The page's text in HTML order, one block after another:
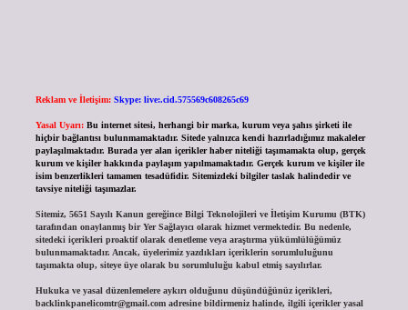
Reklam ve İletişim: Skype: live:.cid.575569c608265c69
Yasal Uyarı: Bu internet sitesi, herhangi bir marka, kurum veya şahıs şirketi ile
hiçbir bağlantısı bulunmamaktadır. Sitede yalnızca kendi hazırladığımız makaleler
paylaşılmaktadır. Burada yer alan içerikler haber niteliği taşımamakta olup, gerçek
kurum ve kişiler hakkında paylaşım yapılmamaktadır. Gerçek kurum ve kişiler ile
isim benzerlikleri tamamen tesadüfidir. Sitemizdeki bilgiler taslak halindedir ve
tavsiye niteliği taşımazlar.
Sitemiz, 5651 Sayılı Kanun gereğince Bilgi Teknolojileri ve İletişim Kurumu (BTK)
tarafından onaylanmış bir Yer Sağlayıcı olarak hizmet vermektedir. Bu nedenle,
sitedeki içerikleri proaktif olarak denetleme veya araştırma yükümlülüğümüz
bulunmamaktadır. Ancak, üyelerimiz yazdıkları içeriklerin sorumluluğunu
taşımakta olup, siteye üye olarak bu sorumluluğu kabul etmiş sayılırlar.
Hukuka ve yasal düzenlemelere aykırı olduğunu düşündüğünüz içerikleri,
backlinkpanelicomtr@gmail.comadresine bildirmeniz halinde, ilgili içerikler yasal